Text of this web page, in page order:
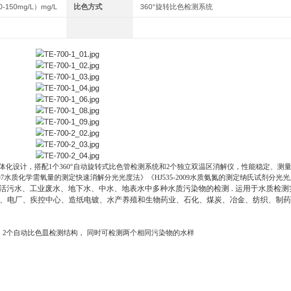
150mg/L）mg/L 比色方式 360°旋转比色检测系统
化设计，搭配1个360°自动旋转式比色管检测系统和2个独立双温区消解仪，性能稳定、测
水质化学需氧量的测定快速消解分光光度法》《HJ535-2009水质氨氮的测定纳氏试剂分光
污水、工业废水、地下水、中水、地表水中多种水质污染物的检测 . 运用于水质检测
电厂、疾控中心、造纸电镀、水产养殖和生物药业、石化、煤炭、冶金、纺织、制
2个自动比色皿检测结构，
同时可检测两个相同污染物的水样